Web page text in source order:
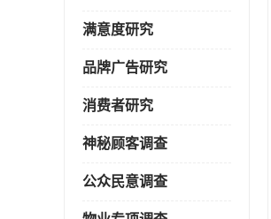
满意度研究
品牌广告研究
消费者研究
神秘顾客调查
公众民意调查